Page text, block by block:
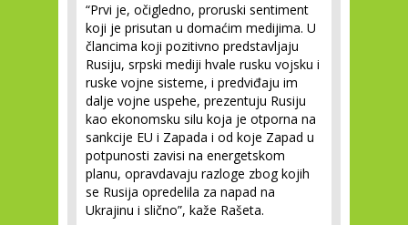
“Prvi je, očigledno, proruski sentiment
koji je prisutan u domaćim medijima. U
člancima koji pozitivno predstavljaju
Rusiju, srpski mediji hvale rusku vojsku i
ruske vojne sisteme, i predviđaju im
dalje vojne uspehe, prezentuju Rusiju
kao ekonomsku silu koja je otporna na
sankcije EU i Zapada i od koje Zapad u
potpunosti zavisi na energetskom
planu, opravdavaju razloge zbog kojih
se Rusija opredelila za napad na
Ukrajinu i slično”, kaže Rašeta.